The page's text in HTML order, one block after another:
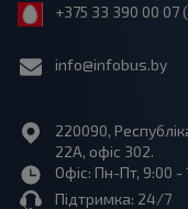
+375 33 390 00 07
info@infobus.by
220090,
22А, офіс 302.
Офіс: Пн-Пт, 9:00 -
Підтримка: 24/7